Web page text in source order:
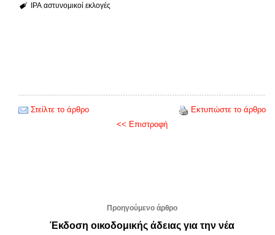
IPA αστυνομικοί εκλογές
Στείλτε το άρθρο
Εκτυπώστε το άρθρο
<< Επιστροφή
Προηγούμενο άρθρο
Έκδοση οικοδομικής άδειας για την νέα